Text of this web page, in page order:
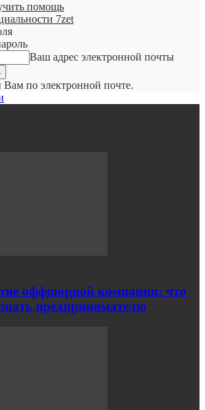
помощь
7zet
Ваш адрес электронной почты
Вам по электронной почте.
оффшорной компании: что
предпринимателю